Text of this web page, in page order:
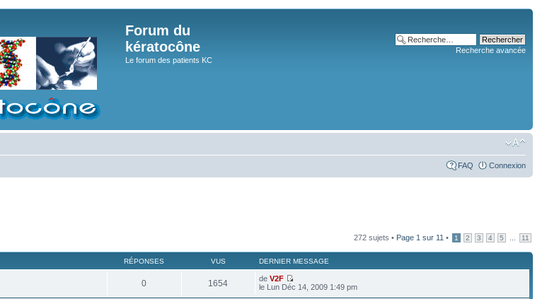
Forum du
kératocône
Le forum des patients KC
Recherche avancée
FAQ Connexion
272 sujets • Page 1 sur 11 • 1 2 3 4 5 11
RÉPONSES VUS DERNIER MESSAGE
0 1654 deV2F
le Lun Déc 14, 2009 1:49 pm